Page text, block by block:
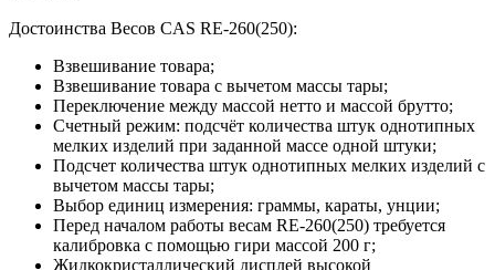
Достоинства Весов CAS RE-260(250):
Взвешивание товара;
Взвешивание товара с вычетом массы тары;
Переключение между массой нетто и массой брутто;
Счетный режим: подсчёт количества штук однотипных
мелких изделий при заданной массе одной штуки;
Подсчет количества штук однотипных мелких изделий с
вычетом массы тары;
Выбор единиц измерения: граммы, караты, унции;
Перед началом работы весам RE-260(250) требуется
калибровка с помощью гири массой 200 г;
Жидкокристаллический дисплей высокой